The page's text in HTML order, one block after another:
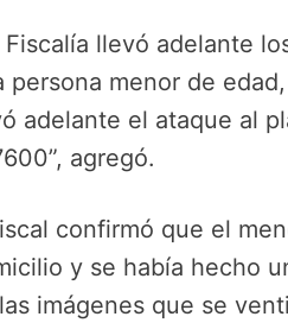
Fiscalía llevó adelante
persona menor de
adelante el ataque al
agregó.
confirmó que el
y se había hecho
imágenes que se